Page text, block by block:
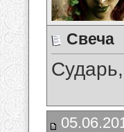
Свеча